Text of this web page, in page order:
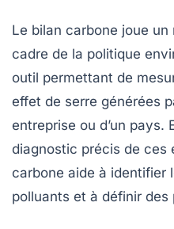
Le bilan carbone joue un
cadre de la politique
outil permettant de
effet de serre générées
entreprise ou d’un pays.
diagnostic précis de ces
carbone aide à identifier
polluants et à définir des